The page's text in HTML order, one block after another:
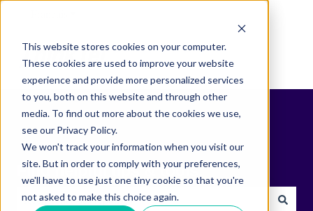
This website stores cookies on your computer.
These cookies are used to improve your website
experience and provide more personalized services
to you, both on this website and through other
media. To find out more about the cookies we use,
see our Privacy Policy.
We won't track your information when you visit our
site. But in order to comply with your preferences,
we'll have to use just one tiny cookie so that you're
not asked to make this choice again.
Find helpful tips & tools.